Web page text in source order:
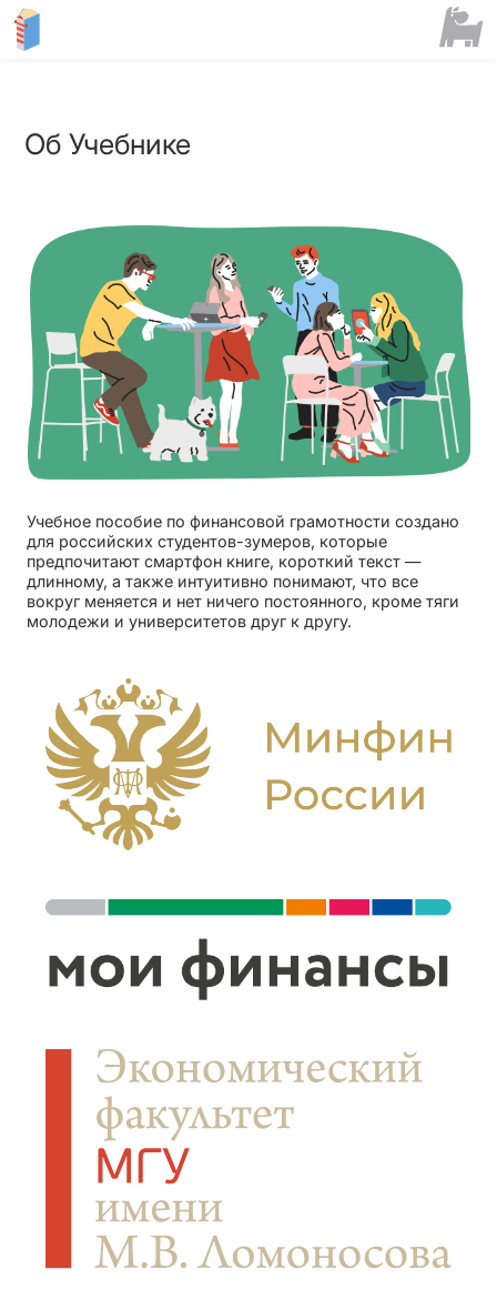
Об Учебнике
Учебное пособие по финансовой грамотности создано
для российских студентов-зумеров, которые
предпочитают смартфон книге, короткий текст —
длинному, а также интуитивно понимают, что все
вокруг меняется и нет ничего постоянного, кроме тяги
молодежи и университетов друг к другу.